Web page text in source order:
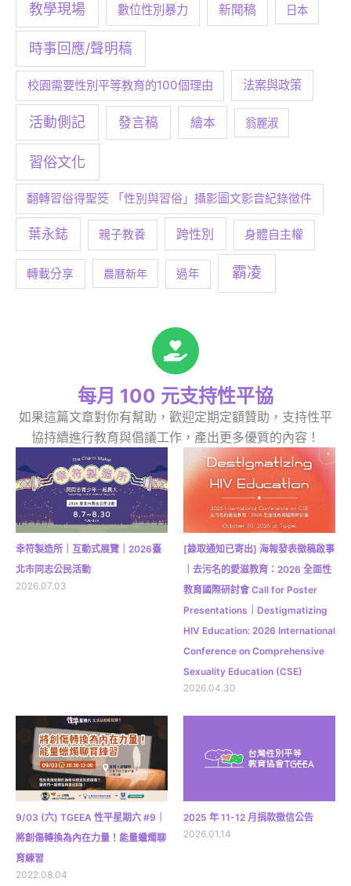
教學現場 數位性別暴力 新聞稿 日本
時事回應/聲明稿
校園需要性別平等教育的100個理由 法案與政策
活動側記 發言稿 繪本 翁麗淑
習俗文化
翻轉習俗得聖筊 「性別與習俗」攝影圖文影音紀錄徵件
葉永鋕 親子教養 跨性別 身體自主權
轉載分享 農曆新年 過年 霸凌
每月 100 元支持性平協
如果這篇文章對你有幫助，歡迎定期定額贊助，支持性平
協持續進行教育與倡議工作，產出更多優質的內容！
幸符製造所｜互動式展覽｜2026臺
北市同志公民活動
2026.07.03
[錄取通知已寄出] 海報發表徵稿啟事
｜去污名的愛滋教育：2026 全面性
教育國際研討會 Call for Poster
Presentations｜Destigmatizing
HIV Education: 2026 International
Conference on Comprehensive
Sexuality Education (CSE)
2026.04.30
9/03 (六) TGEEA 性平星期六 #9｜
將創傷轉換為內在力量！能量蠟燭聊
育練習
2022.08.04
2025 年 11-12 月捐款徵信公告
2026.01.14